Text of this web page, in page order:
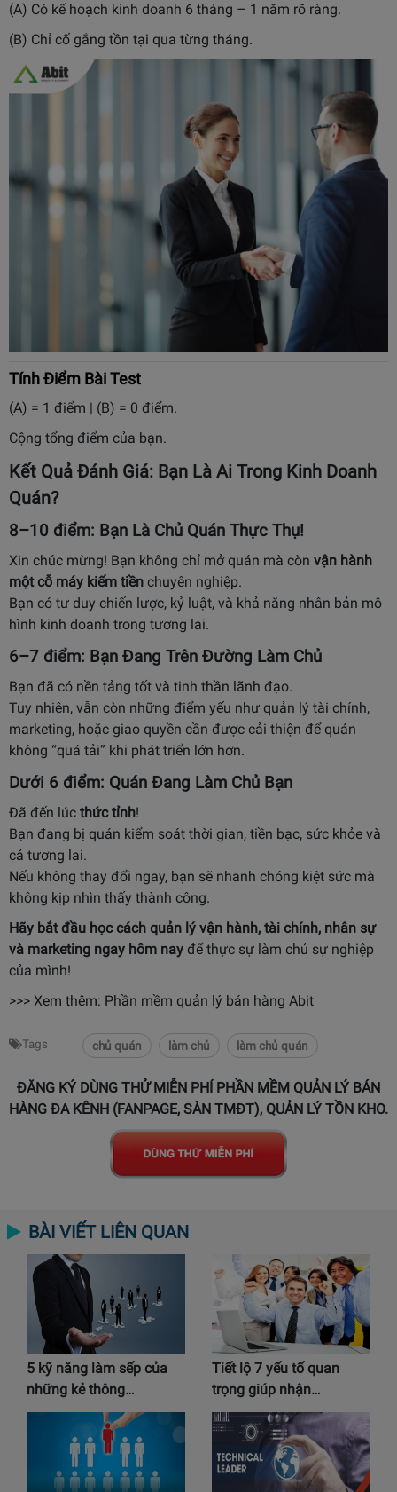
(A) Có kế hoạch kinh doanh 6 tháng – 1 năm rõ ràng.
(B) Chỉ cố gắng tồn tại qua từng tháng.
Tính Điểm Bài Test
(A) = 1 điểm | (B) = 0 điểm.
Cộng tổng điểm của bạn.
Kết Quả Đánh Giá: Bạn Là Ai Trong Kinh Doanh
Quán?
8–10 điểm: Bạn Là Chủ Quán Thực Thụ!
Xin chúc mừng! Bạn không chỉ mở quán mà còn vận hành
một cỗ máy kiếm tiền chuyên nghiệp.
Bạn có tư duy chiến lược, kỷ luật, và khả năng nhân bản mô
hình kinh doanh trong tương lai.
6–7 điểm: Bạn Đang Trên Đường Làm Chủ
Bạn đã có nền tảng tốt và tinh thần lãnh đạo.
Tuy nhiên, vẫn còn những điểm yếu như quản lý tài chính,
marketing, hoặc giao quyền cần được cải thiện để quán
không “quá tải” khi phát triển lớn hơn.
Dưới 6 điểm: Quán Đang Làm Chủ Bạn
Đã đến lúc thức tỉnh!
Bạn đang bị quán kiểm soát thời gian, tiền bạc, sức khỏe và
cả tương lai.
Nếu không thay đổi ngay, bạn sẽ nhanh chóng kiệt sức mà
không kịp nhìn thấy thành công.
Hãy bắt đầu học cách quản lý vận hành, tài chính, nhân sự
và marketing ngay hôm nay để thực sự làm chủ sự nghiệp
của mình!
>>> Xem thêm: Phần mềm quản lý bán hàng Abit
Tags chủ quán làm chủ làm chủ quán
ĐĂNG KÝ DÙNG THỬ MIỄN PHÍ PHẦN MỀM QUẢN LÝ BÁN
HÀNG ĐA KÊNH (FANPAGE, SÀN TMĐT), QUẢN LÝ TỒN KHO.
BÀI VIẾT LIÊN QUAN
5 kỹ năng làm sếp của
những kẻ thông…
Tiết lộ 7 yếu tố quan
trọng giúp nhận…